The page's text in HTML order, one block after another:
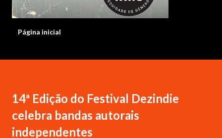
Página inicial
14ª Edição do Festival Dezindie
celebra bandas autorais
independentes